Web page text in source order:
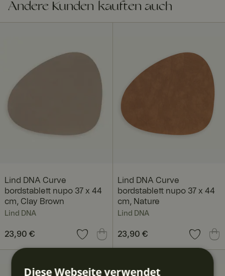
Andere Kunden kauften auch
Lind DNA Curve
bordstablett nupo 37 x 44
cm, Clay Brown
Lind DNA
Preis: 23,90 €
23,90 €
Lind DNA Curve
bordstablett nupo 37 x 44
cm, Nature
Lind DNA
Preis: 23,90 €
23,90 €
Diese Webseite verwendet